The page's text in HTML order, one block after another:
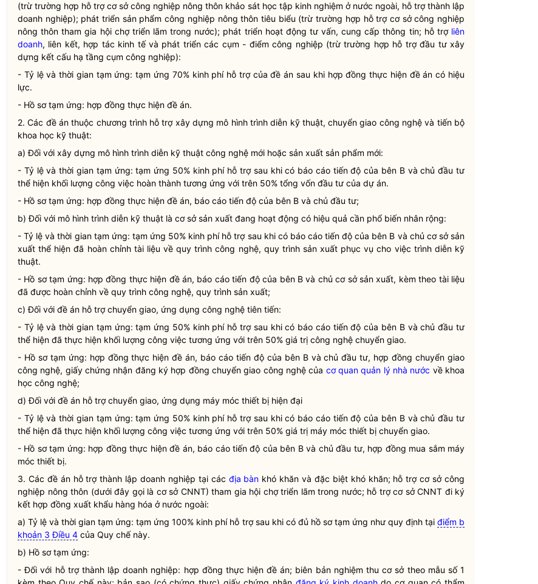
(trừ trường hợp hỗ trợ cơ sở công nghiệp nông thôn khảo sát học tập kinh nghiệm ở nước ngoài, hỗ trợ thành lập
doanh nghiệp); phát triển sản phẩm công nghiệp nông thôn tiêu biểu (trừ trường hợp hỗ trợ cơ sở công nghiệp
nông thôn tham gia hội chợ triển lãm trong nước); phát triển hoạt động tư vấn, cung cấp thông tin; hỗ trợ liên
doanh, liên kết, hợp tác kinh tế và phát triển các cụm - điểm công nghiệp (trừ trường hợp hỗ trợ đầu tư xây
dựng kết cấu hạ tầng cụm công nghiệp):
- Tỷ lệ và thời gian tạm ứng: tạm ứng 70% kinh phí hỗ trợ của đề án sau khi hợp đồng thực hiện đề án có hiệu
lực.
- Hồ sơ tạm ứng: hợp đồng thực hiện đề án.
2. Các đề án thuộc chương trình hỗ trợ xây dựng mô hình trình diễn kỹ thuật, chuyển giao công nghệ và tiến bộ
khoa học kỹ thuật:
a) Đối với xây dựng mô hình trình diễn kỹ thuật công nghệ mới hoặc sản xuất sản phẩm mới:
- Tỷ lệ và thời gian tạm ứng: tạm ứng 50% kinh phí hỗ trợ sau khi có báo cáo tiến độ của bên B và chủ đầu tư
thể hiện khối lượng công việc hoàn thành tương ứng với trên 50% tổng vốn đầu tư của dự án.
- Hồ sơ tạm ứng: hợp đồng thực hiện đề án, báo cáo tiến độ của bên B và chủ đầu tư;
b) Đối với mô hình trình diễn kỹ thuật là cơ sở sản xuất đang hoạt động có hiệu quả cần phổ biến nhân rộng:
- Tỷ lệ và thời gian tạm ứng: tạm ứng 50% kinh phí hỗ trợ sau khi có báo cáo tiến độ của bên B và chủ cơ sở sản
xuất thể hiện đã hoàn chỉnh tài liệu về quy trình công nghệ, quy trình sản xuất phục vụ cho việc trình diễn kỹ
thuật.
- Hồ sơ tạm ứng: hợp đồng thực hiện đề án, báo cáo tiến độ của bên B và chủ cơ sở sản xuất, kèm theo tài liệu
đã được hoàn chỉnh về quy trình công nghệ, quy trình sản xuất;
c) Đối với đề án hỗ trợ chuyển giao, ứng dụng công nghệ tiên tiến:
- Tỷ lệ và thời gian tạm ứng: tạm ứng 50% kinh phí hỗ trợ sau khi có báo cáo tiến độ của bên B và chủ đầu tư
thể hiện đã thực hiện khối lượng công việc tương ứng với trên 50% giá trị công nghệ chuyển giao.
- Hồ sơ tạm ứng: hợp đồng thực hiện đề án, báo cáo tiến độ của bên B và chủ đầu tư, hợp đồng chuyển giao
công nghệ, giấy chứng nhận đăng ký hợp đồng chuyển giao công nghệ của cơ quan quản lý nhà nước về khoa
học công nghệ;
d) Đối với đề án hỗ trợ chuyển giao, ứng dụng máy móc thiết bị hiện đại
- Tỷ lệ và thời gian tạm ứng: tạm ứng 50% kinh phí hỗ trợ sau khi có báo cáo tiến độ của bên B và chủ đầu tư
thể hiện đã thực hiện khối lượng công việc tương ứng với trên 50% giá trị máy móc thiết bị chuyển giao.
- Hồ sơ tạm ứng: hợp đồng thực hiện đề án, báo cáo tiến độ của bên B và chủ đầu tư, hợp đồng mua sắm máy
móc thiết bị.
3. Các đề án hỗ trợ thành lập doanh nghiệp tại các địa bàn khó khăn và đặc biệt khó khăn; hỗ trợ cơ sở công
nghiệp nông thôn (dưới đây gọi là cơ sở CNNT) tham gia hội chợ triển lãm trong nước; hỗ trợ cơ sở CNNT đi ký
kết hợp đồng xuất khẩu hàng hóa ở nước ngoài:
a) Tỷ lệ và thời gian tạm ứng: tạm ứng 100% kinh phí hỗ trợ sau khi có đủ hồ sơ tạm ứng như quy định tại điểm b
khoản 3 Điều 4 của Quy chếnày.
b) Hồ sơ tạm ứng:
- Đối với hỗ trợ thành lập doanh nghiệp: hợp đồng thực hiện đề án; biên bản nghiệm thu cơ sở theo mẫu số 1